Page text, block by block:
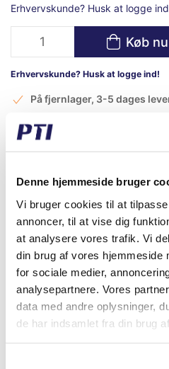
Denne hjemmeside bruger
Vi bruger cookies til at
annoncer, til at vise dig
at analysere vores trafik. Vi
din brug af vores hjemmeside
for sociale medier,
analysepartnere. Vores
data med andre oplysninger,
de har indsamlet fra din brug
Erhvervskunde? Husk at logge
Køb nu
Erhvervskunde? Husk at logge ind!
På fjernlager, 3-5 dages
Datablad
Vare Info
Fabrikat
Vægt (gram)
Vægt (kg)
Alternativt varenummer